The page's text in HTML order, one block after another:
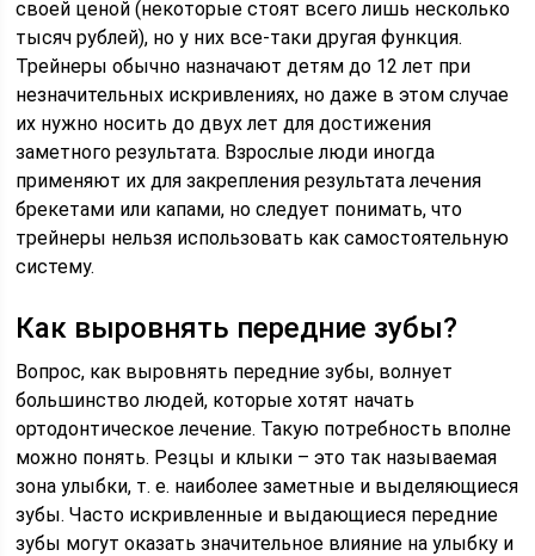
своей ценой (некоторые стоят всего лишь несколько
тысяч рублей), но у них все-таки другая функция.
Трейнеры обычно назначают детям до 12 лет при
незначительных искривлениях, но даже в этом случае
их нужно носить до двух лет для достижения
заметного результата. Взрослые люди иногда
применяют их для закрепления результата лечения
брекетами или капами, но следует понимать, что
трейнеры нельзя использовать как самостоятельную
систему.
Как выровнять передние зубы?
Вопрос, как выровнять передние зубы, волнует
большинство людей, которые хотят начать
ортодонтическое лечение. Такую потребность вполне
можно понять. Резцы и клыки – это так называемая
зона улыбки, т. е. наиболее заметные и выделяющиеся
зубы. Часто искривленные и выдающиеся передние
зубы могут оказать значительное влияние на улыбку и